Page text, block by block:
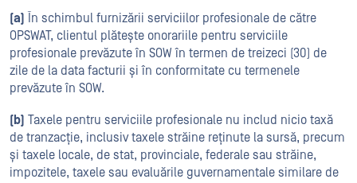
(a) În schimbul furnizării serviciilor profesionale de către
OPSWAT, clientul plătește onorariile pentru serviciile
profesionale prevăzute în SOW în termen de treizeci (30) de
zile de la data facturii și în conformitate cu termenele
prevăzute în SOW.
(b) Taxele pentru serviciile profesionale nu includ nicio taxă
de tranzacție, inclusiv taxele străine reținute la sursă, precum
și taxele locale, de stat, provinciale, federale sau străine,
impozitele, taxele sau evaluările guvernamentale similare de